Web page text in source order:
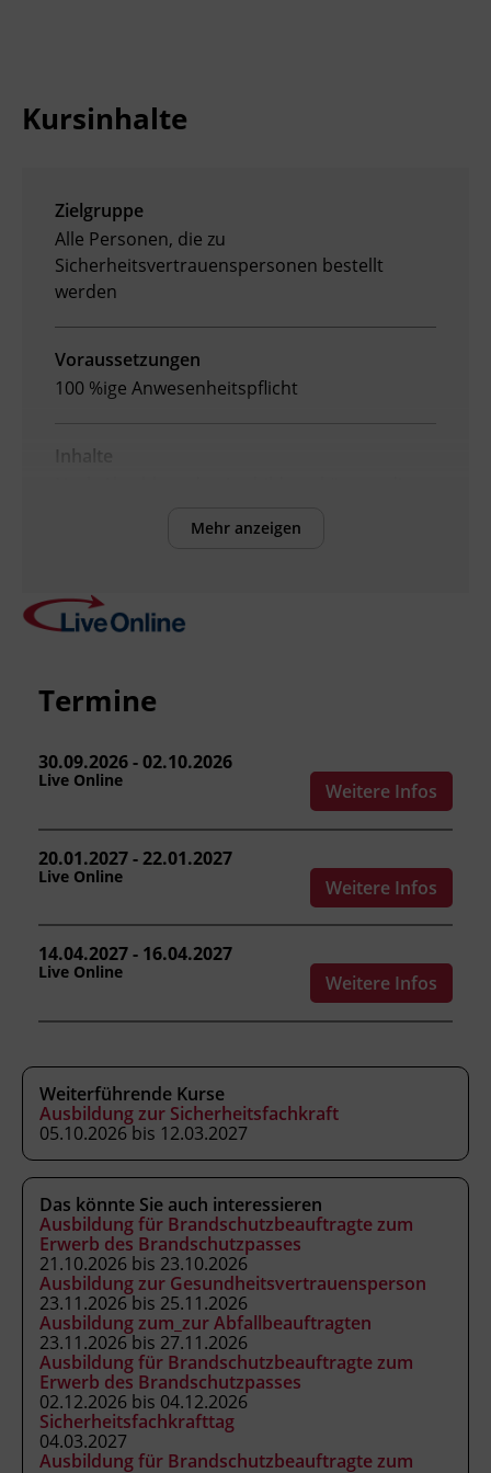
Kursinhalte
Zielgruppe
Alle Personen, die zu
Sicherheitsvertrauenspersonen bestellt
werden
Voraussetzungen
100 %ige Anwesenheitspflicht
Inhalte
Unfallkosten einordnen.
das außer- und innerbetriebliche
beschreiben.
bauliche Sicherheits-, Maschinen- und
beurteilen.
ergonomische Anforderungen an
Arbeits- und Bildschirmarbeitsplätze
Grundsätze von Gesundheit und
Hygiene am Arbeitsplatz anwenden.
die Grundzüge der
Arbeitsplatzevaluierung erläutern.
die Aufgaben, Pflichten und die Haftung
der Sicherheitsvertrauensperson
wahrnehmen.
Kursformat
Live Online
Leitung
Fachtrainer_in
Abschluss
Kursbesuchsbestätigung
Hinweis
Für den Online-Kurs benötigen Sie einen
multimediafähigen Computer mit
Mehr anzeigen
Termine
30.09.2026 - 02.10.2026
Live Online Weitere Infos
20.01.2027 - 22.01.2027
Live Online Weitere Infos
14.04.2027 - 16.04.2027
Live Online Weitere Infos
Weiterführende Kurse
Ausbildung zur Sicherheitsfachkraft
05.10.2026 bis 12.03.2027
Das könnte Sie auch interessieren
Ausbildung für Brandschutzbeauftragte zum
Erwerb des Brandschutzpasses
21.10.2026 bis 23.10.2026
Ausbildung zur Gesundheitsvertrauensperson
23.11.2026 bis 25.11.2026
Ausbildung zum_zur Abfallbeauftragten
23.11.2026 bis 27.11.2026
Ausbildung für Brandschutzbeauftragte zum
Erwerb des Brandschutzpasses
02.12.2026 bis 04.12.2026
Sicherheitsfachkrafttag
04.03.2027
Ausbildung für Brandschutzbeauftragte zum